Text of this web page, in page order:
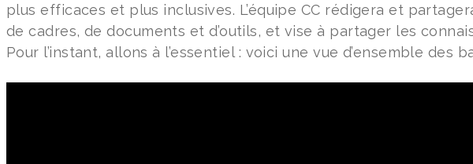
plus efficaces et plus inclusives. L’équipe CC rédigera et
de cadres, de documents et d’outils, et vise à partager les
Pour l’instant, allons à l’essentiel : voici une vue d’ensemble des